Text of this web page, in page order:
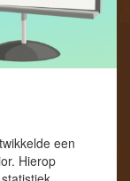
een
Hierop